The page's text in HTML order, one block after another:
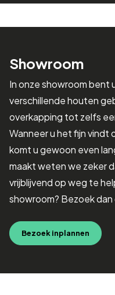
Showroom
In onze showroom bent
verschillende houten
overkapping tot zelfs
Wanneer u het fijn vindt
komt u gewoon even
maakt weten we zeker
vrijblijvend op weg te
showroom? Bezoek
Bezoek inplannen